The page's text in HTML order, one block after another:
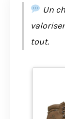
Un
tout.